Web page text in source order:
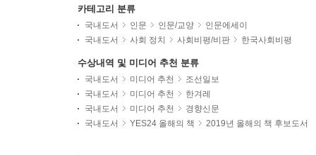
카테고리 분류
국내도서 인문 인문/교양
인문에세이
국내도서
사회 정치 사회비평/비판 한국사회비평
수상내역 및 미디어 추천 분류
국내도서 미디어 추천
조선일보
국내도서
미디어 추천
한겨레
국내도서
미디어 추천
경향신문
국내도서
YES24 올해의 책 2019년 올해의 책 후보도서